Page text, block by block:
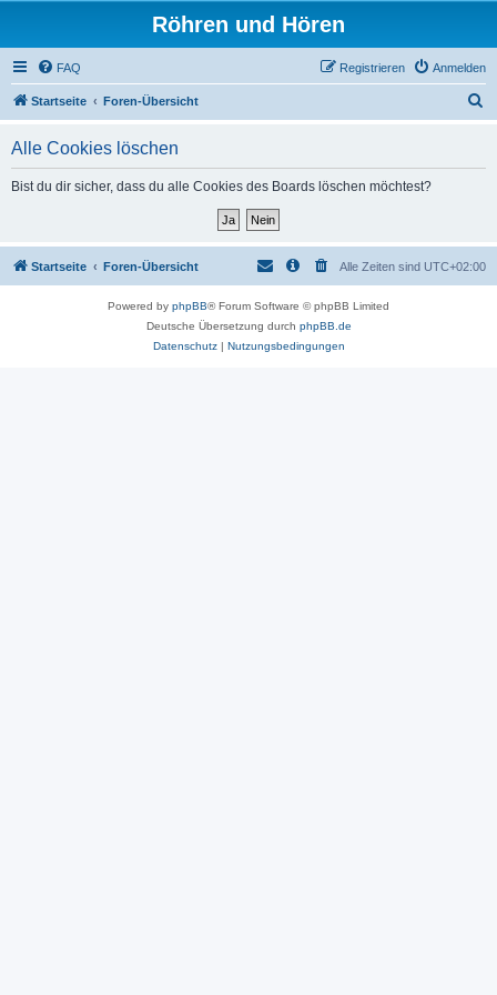
Röhren und Hören
FAQ Anmelden
Registrieren
Startseite Foren-Übersicht
Alle Cookies löschen
Bist du dir sicher, dass du alle Cookies des Boards löschen möchtest?
Startseite Foren-Übersicht Alle Zeiten sind UTC+02:00
Powered by phpBB® Forum Software © phpBB Limited
Deutsche Übersetzung durch phpBB.de
Datenschutz| Nutzungsbedingungen